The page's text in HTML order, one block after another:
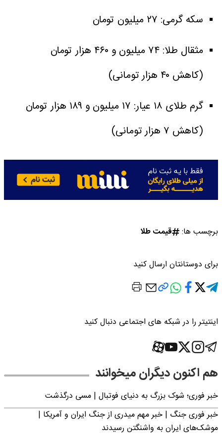
سکه گرمی: ۲۷ میلیون تومان
مثقال طلا: ۷۴ میلیون و ۴۶۰ هزار تومان
(کاهش ۴۰ هزار تومانی)
گرم طلای ۱۸ عیار: ۱۷ میلیون و ۱۸۹ هزار تومان
(کاهش ۷ هزار تومانی)
برچسب ها: قیمت طلا
برای دوستانتان ارسال کنید
اینتیتر را در شبکه های اجتماعی دنبال کنید
هم اکنون دیگران میخوانند
خبر فوری؛‌ شوک بزرگ به دنیای فوتبال | مسی درگذشت
خبر فوری جنگ | خبر مهم میدری از جنگ ایران و آمریکا |
موشک‌های ایران به واشنگتن رسیدند